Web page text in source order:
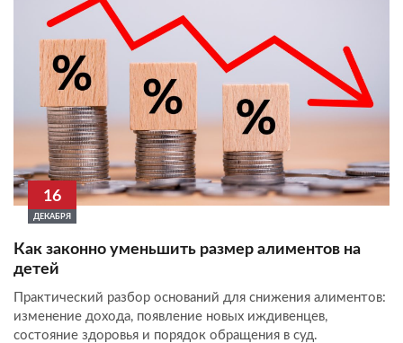
16
ДЕКАБРЯ
Как законно уменьшить размер алиментов на
детей
Практический разбор оснований для снижения алиментов:
изменение дохода, появление новых иждивенцев,
состояние здоровья и порядок обращения в суд.